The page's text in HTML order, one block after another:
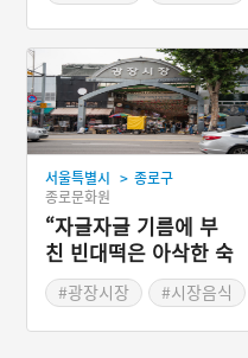
선시대에 행정,외교 그리고
경제의 중심지였다. 이에 따
라 장시도 크게 발달하여
‘동래장(東萊場)’은 당시 조
선의 큰 장시 중의 하나로
번성하였다.
서울특별시 > 종로구
종로문화원
“자글자글 기름에 부
친 빈대떡은 아삭한 숙
주가 씹히는 맛”
#광장시장
#시장음식